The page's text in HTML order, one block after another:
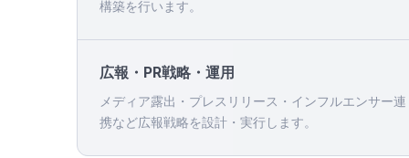
構築を行います。
広報・PR戦略・運用
メディア露出・プレスリリース・インフルエンサー連
携など広報戦略を設計・実行します。